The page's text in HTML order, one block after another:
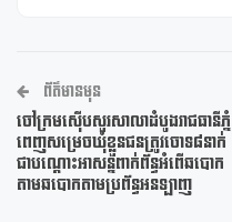
ព័ត៌មានមុន
ចៅក្រមស៊ើបសួរសាលាដំបូងរាជធានីភ្នំ
ពេញសម្រេចឃុំខ្លួនជនត្រូវចោទ៨នាក់
ជាបណ្តោះអាសន្នពាក់ព័ន្ធអំពើឆបោក
តាមឆបោកតាមប្រព័ន្ធអនឡាញ